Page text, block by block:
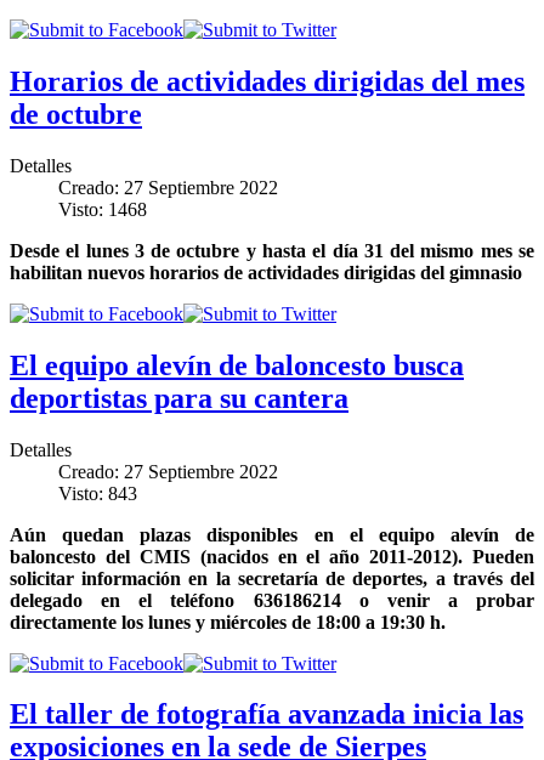
Horarios de actividades dirigidas del mes
de octubre
Detalles
Creado: 27 Septiembre 2022
Visto: 1468
Desde el lunes 3 de octubre y hasta el día 31 del mismo mes se
habilitan nuevos horarios de actividades dirigidas del gimnasio
El equipo alevín de baloncesto busca
deportistas para su cantera
Detalles
Creado: 27 Septiembre 2022
Visto: 843
Aún quedan plazas disponibles en el equipo alevín de
baloncesto del CMIS (nacidos en el año 2011-2012). Pueden
solicitar información en la secretaría de deportes, a través del
delegado en el teléfono 636186214 o venir a probar
directamente los lunes y miércoles de 18:00 a 19:30 h.
El taller de fotografía avanzada inicia las
exposiciones en la sede de Sierpes